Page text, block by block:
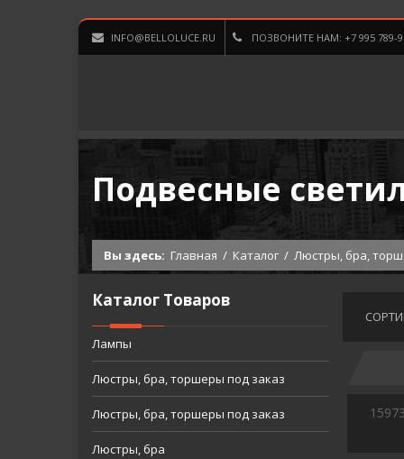
INFO@BELLOLUCE.RU ПОЗВОНИТЕ НАМ: +7 995 789-
Подвесные
Вы здесь: Главная / Каталог / Люстры, бра,
Каталог Товаров
Лампы
Люстры, бра, торшеры под заказ
Люстры, бра, торшеры под заказ
Люстры, бра